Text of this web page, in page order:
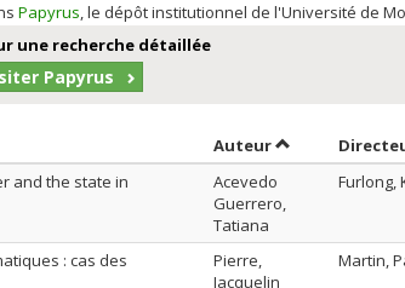
Papyrus, le dépôt institutionnel de l'Université de
une recherche détaillée
Papyrus
AuteurTrier par
and the state in
Acevedo
Guerrero,
Tatiana
Furlong,
: cas des
Pierre,
Jacquelin
Martin,